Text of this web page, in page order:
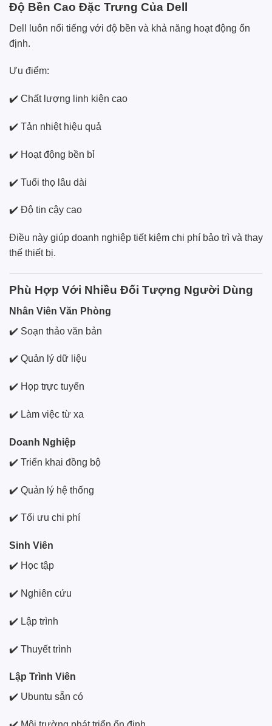
Độ Bền Cao Đặc Trưng Của Dell
Dell luôn nổi tiếng với độ bền và khả năng hoạt động ổn
định.
Ưu điểm:
✔️ Chất lượng linh kiện cao
✔️ Tản nhiệt hiệu quả
✔️ Hoạt động bền bỉ
✔️ Tuổi thọ lâu dài
✔️ Độ tin cậy cao
Điều này giúp doanh nghiệp tiết kiệm chi phí bảo trì và thay
thế thiết bị.
Phù Hợp Với Nhiều Đối Tượng Người Dùng
Nhân Viên Văn Phòng
✔️ Soạn thảo văn bản
✔️ Quản lý dữ liệu
✔️ Họp trực tuyến
✔️ Làm việc từ xa
Doanh Nghiệp
✔️ Triển khai đồng bộ
✔️ Quản lý hệ thống
✔️ Tối ưu chi phí
Sinh Viên
✔️ Học tập
✔️ Nghiên cứu
✔️ Lập trình
✔️ Thuyết trình
Lập Trình Viên
✔️ Ubuntu sẵn có